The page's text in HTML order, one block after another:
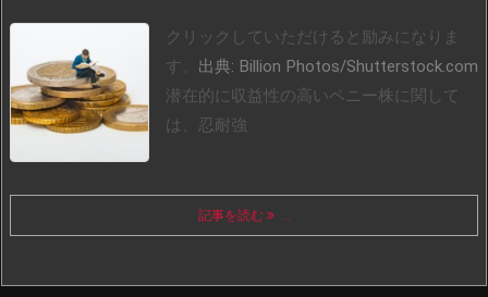
クリックしていただけると励みになりま
す。 出典: Billion Photos/Shutterstock.com
潜在的に収益性の高いペニー株に関して
は、忍耐強
記事を読む ...